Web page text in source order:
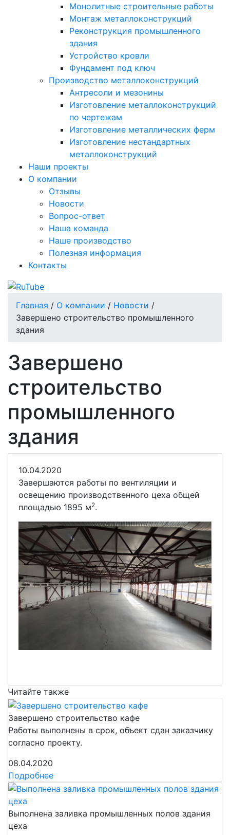
Монолитные строительные работы
Монтаж металлоконструкций
Реконструкция промышленного
здания
Устройство кровли
Фундамент под ключ
Производство металлоконструкций
Антресоли и мезонины
Изготовление металлоконструкций
по чертежам
Изготовление металлических ферм
Изготовление нестандартных
металлоконструкций
Наши проекты
О компании
Отзывы
Новости
Вопрос-ответ
Наша команда
Наше производство
Полезная информация
Контакты
Главная / О компании / Новости /
Завершено строительство промышленного
здания
Завершено
строительство
промышленного
здания
10.04.2020
Завершаются работы по вентиляции и
освещению производственного цеха общей
площадью 1895 м2.
Читайте также
Завершено строительство кафе
Работы выполнены в срок, объект сдан заказчику
согласно проекту.
08.04.2020
Подробнее
Выполнена заливка промышленных полов здания
цеха